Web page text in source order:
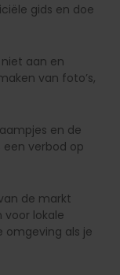
gids en doe
aan en
van foto’s,
en de
een verbod op
de markt
voor lokale
omgeving als je